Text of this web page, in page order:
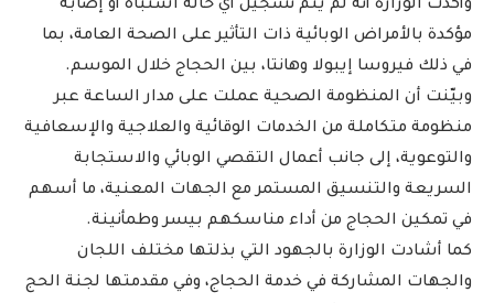
وأكدت الوزارة أنه لم يتم تسجيل أي حالة اشتباه أو إصابة
مؤكدة بالأمراض الوبائية ذات التأثير على الصحة العامة، بما
في ذلك فيروسا إيبولا وهانتا، بين الحجاج خلال الموسم.
وبيّنت أن المنظومة الصحية عملت على مدار الساعة عبر
منظومة متكاملة من الخدمات الوقائية والعلاجية والإسعافية
والتوعوية، إلى جانب أعمال التقصي الوبائي والاستجابة
السريعة والتنسيق المستمر مع الجهات المعنية، ما أسهم
في تمكين الحجاج من أداء مناسكهم بيسر وطمأنينة.
كما أشادت الوزارة بالجهود التي بذلتها مختلف اللجان
والجهات المشاركة في خدمة الحجاج، وفي مقدمتها لجنة الحج